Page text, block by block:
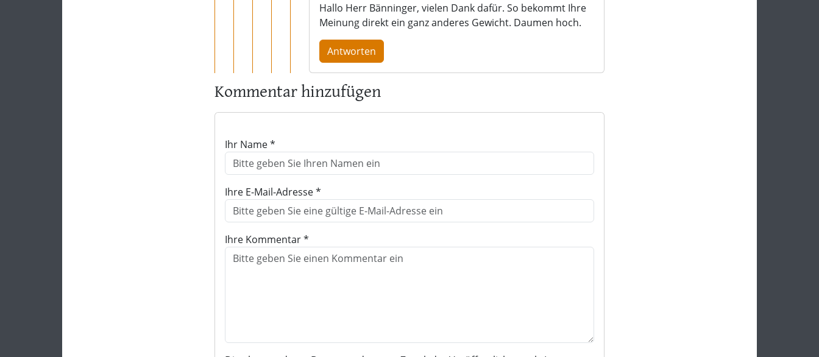
Hallo Herr Bänninger, vielen Dank dafür. So bekommt Ihre
Meinung direkt ein ganz anderes Gewicht. Daumen hoch.
Antworten
Kommentar hinzufügen
Ihr Name *
Ihre E-Mail-Adresse *
Ihre Kommentar *